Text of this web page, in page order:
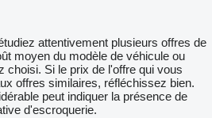
attentivement plusieurs offres de
moyen du modèle de véhicule ou
choisi. Si le prix de l'offre qui vous
offres similaires, réfléchissez bien.
peut indiquer la présence de
d'escroquerie.